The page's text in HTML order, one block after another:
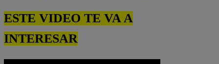
ESTE VIDEO TE VA A
INTERESAR